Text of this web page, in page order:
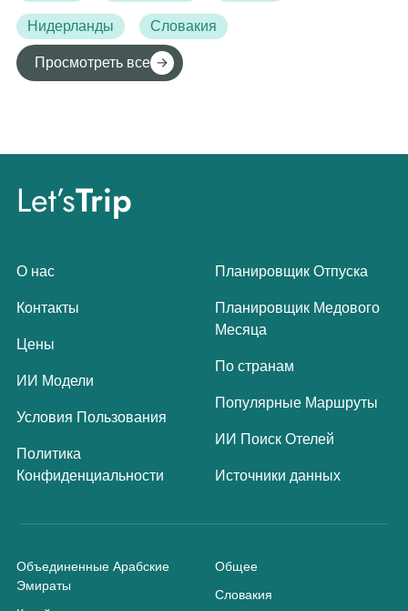
Нидерланды
Словакия
Просмотреть все
Let’sTrip
О нас
Контакты
Цены
ИИ Модели
Условия Пользования
Политика
Конфиденциальности
Планировщик Отпуска
Планировщик Медового
Месяца
По странам
Популярные Маршруты
ИИ Поиск Отелей
Источники данных
Объединенные Арабские
Эмираты
Общее
Словакия